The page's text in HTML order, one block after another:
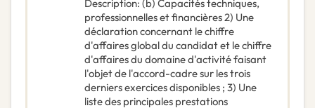
Description: (b) Capacités techniques,
professionnelles et financières 2) Une
déclaration concernant le chiffre
d'affaires global du candidat et le chiffre
d'affaires du domaine d'activité faisant
l'objet de l'accord-cadre sur les trois
derniers exercices disponibles ; 3) Une
liste des principales prestations